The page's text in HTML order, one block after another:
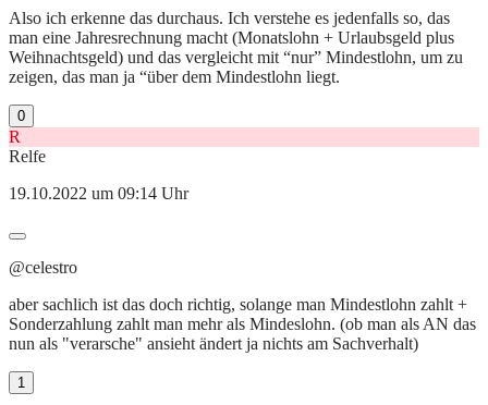
Also ich erkenne das durchaus. Ich verstehe es jedenfalls so, das
man eine Jahresrechnung macht (Monatslohn + Urlaubsgeld plus
Weihnachtsgeld) und das vergleicht mit “nur” Mindestlohn, um zu
zeigen, das man ja “über dem Mindestlohn liegt.
0
R
Relfe
19.10.2022 um 09:14 Uhr
@celestro
aber sachlich ist das doch richtig, solange man Mindestlohn zahlt +
Sonderzahlung zahlt man mehr als Mindeslohn. (ob man als AN das
nun als "verarsche" ansieht ändert ja nichts am Sachverhalt)
1